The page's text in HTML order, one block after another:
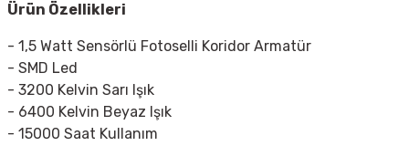
Ürün Özellikleri
- 1,5 Watt Sensörlü Fotoselli Koridor Armatür
- SMD Led
- 3200 Kelvin Sarı Işık
- 6400 Kelvin Beyaz Işık
- 15000 Saat Kullanım